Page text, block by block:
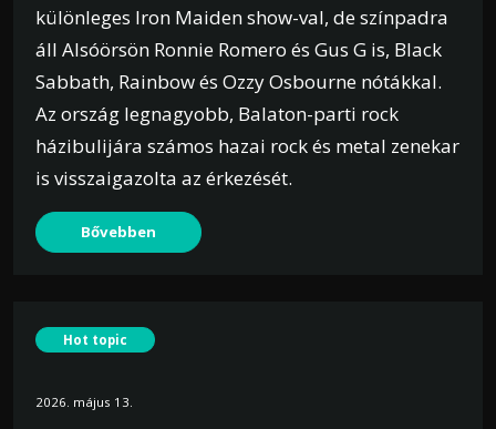
különleges Iron Maiden show-val, de színpadra
áll Alsóörsön Ronnie Romero és Gus G is, Black
Sabbath, Rainbow és Ozzy Osbourne nótákkal.
Az ország legnagyobb, Balaton-parti rock
házibulijára számos hazai rock és metal zenekar
is visszaigazolta az érkezését.
Bővebben
Hot topic
2026. május 13.